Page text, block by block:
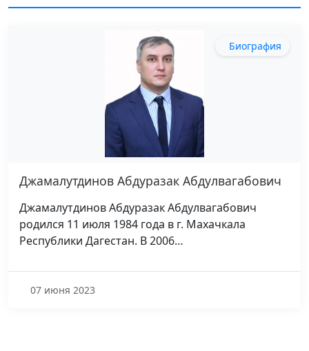
Биография
Джамалутдинов Абдуразак Абдулвагабович
Джамалутдинов Абдуразак Абдулвагабович
родился 11 июля 1984 года в г. Махачкала
Республики Дагестан. В 2006…
07 июня 2023